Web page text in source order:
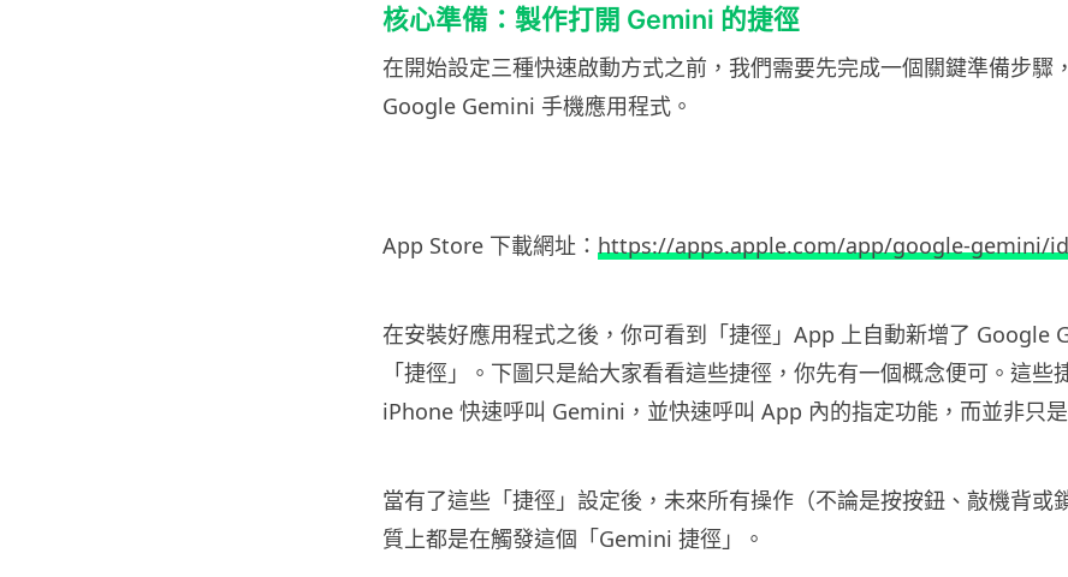
核心準備：製作打開 Gemini 的捷徑
在開始設定三種快速啟動方式之前，我們需要先完成一個關鍵準備步驟
Google Gemini 手機應用程式。
App Store 下載網址： https://apps.apple.com/app/google-gemini/
在安裝好應用程式之後，你可看到「捷徑」App 上自動新增了 Google
「捷徑」。下圖只是給大家看看這些捷徑，你先有一個概念便可。這些
iPhone 快速呼叫 Gemini，並快速呼叫 App 內的指定功能，而並非只
當有了這些「捷徑」設定後，未來所有操作（不論是按按鈕、敲機背或
質上都是在觸發這個「Gemini 捷徑」。